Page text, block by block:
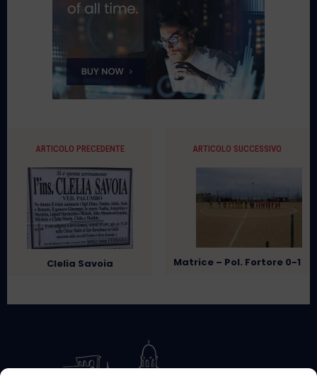
ARTICOLO PRECEDENTE
Clelia Savoia
ARTICOLO SUCCESSIVO
Matrice – Pol. Fortore 0-1